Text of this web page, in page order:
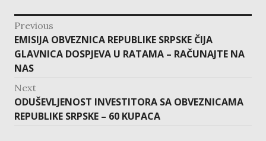
post
navigation
Previous
Previous
post:
EMISIJA OBVEZNICA REPUBLIKE SRPSKE ČIJA
GLAVNICA DOSPJEVA U RATAMA – RAČUNAJTE NA
NAS
Next
Next
post:
ODUŠEVLJENOST INVESTITORA SA OBVEZNICAMA
REPUBLIKE SRPSKE – 60 KUPACA